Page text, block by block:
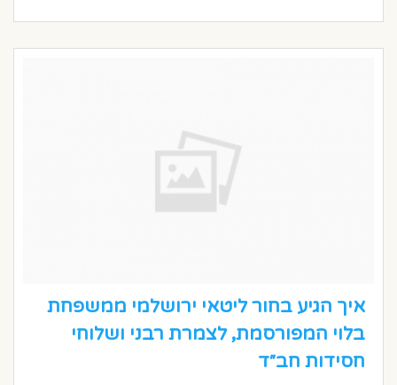
איך הגיע בחור ליטאי ירושלמי ממשפחת
בלוי המפורסמת, לצמרת רבני ושלוחי
חסידות חב״ד